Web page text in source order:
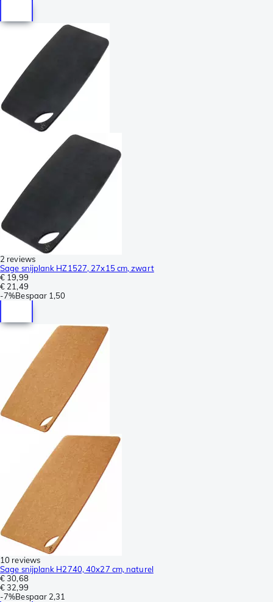
2 reviews
Sage snijplank HZ1527, 27x15 cm, zwart
€ 19,99
€ 21,49
-7%Bespaar 1,50
10 reviews
Sage snijplank H2740, 40x27 cm, naturel
€ 30,68
€ 32,99
-7%Bespaar 2,31